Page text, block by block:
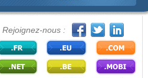
Rejoignez-nous :